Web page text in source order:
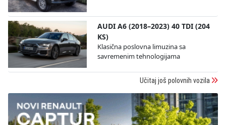
AUDI A6 (2018–2023) 40 TDI (204
KS)
Klasična poslovna limuzina sa
savremenim tehnologijama
Učitaj još polovnih vozila